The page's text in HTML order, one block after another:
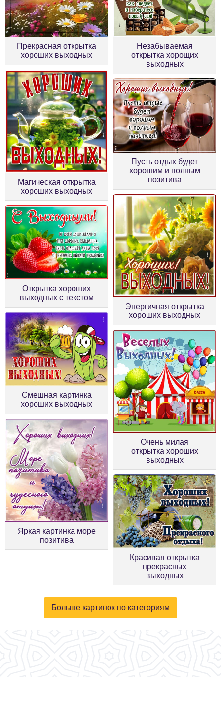
Прекрасная открытка
хороших выходных
Незабываемая
открытка хорощих
выходных
Магическая открытка
хороших выходных
Пусть отдых будет
хорошим и полным
позитива
Открытка хороших
выходных с текстом
Энергичная открытка
хороших выходных
Смешная картинка
хороших выходных
Очень милая
открытка хороших
выходных
Яркая картинка море
позитива
Красивая открытка
прекрасных
выходных
Больше картинок по категориям